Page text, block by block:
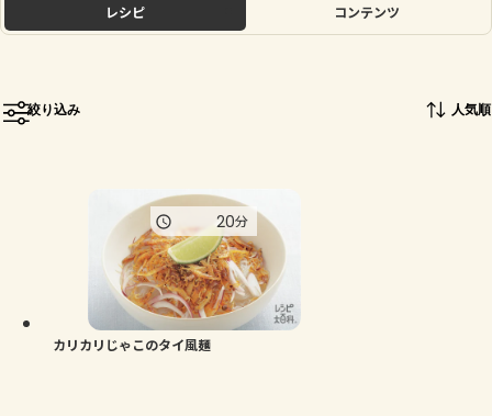
ホーム
トーク
よくあるお問い合わせ
お買い物
きゅうり なす トマト
とうもろこし
レシピ コンテンツ
絞り込み 人気順
カリカリじゃこのタイ風麺
20分